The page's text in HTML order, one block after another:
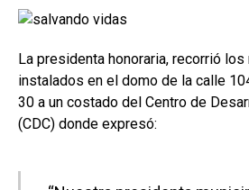
La presidenta honoraria, recorrió
instalados en el domo de la calle
30 a un costado del Centro de
(CDC) donde expresó: